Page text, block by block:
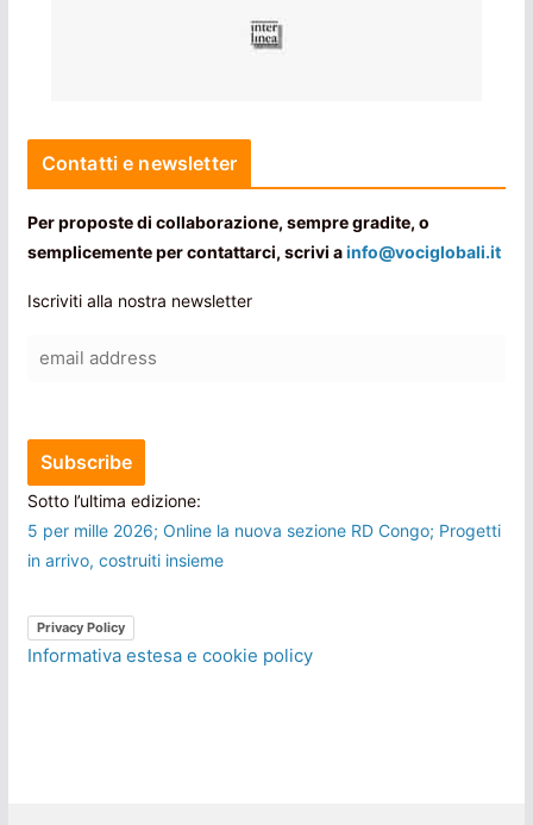
Contatti e newsletter
Per proposte di collaborazione, sempre gradite, o
semplicemente per contattarci, scrivi ainfo@vociglobali.it
Iscriviti alla nostra newsletter
Sotto l’ultima edizione:
5 per mille 2026; Online la nuova sezione RD Congo; Progetti
in arrivo, costruiti insieme
Privacy Policy
Informativa estesa e cookie policy